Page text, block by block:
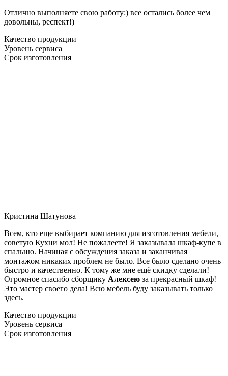
Отлично выполняете свою работу:) все остались более чем
довольны, респект!)
Качество продукции
Уровень сервиса
Срок изготовления
Кристина Шатунова
Всем, кто еще выбирает компанию для изготовления мебели,
советую Кухни мол! Не пожалеете! Я заказывала шкаф-купе в
спальню. Начиная с обсуждения заказа и заканчивая
монтажом никаких проблем не было. Все было сделано очень
быстро и качественно. К тому же мне ещё скидку сделали!
Огромное спасибо сборщику Алексею за прекрасный шкаф!
Это мастер своего дела! Всю мебель буду заказывать только
здесь.
Качество продукции
Уровень сервиса
Срок изготовления